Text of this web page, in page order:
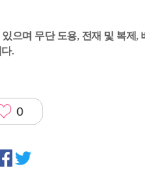
으며 무단 도용, 전재 및 복제,
.
0